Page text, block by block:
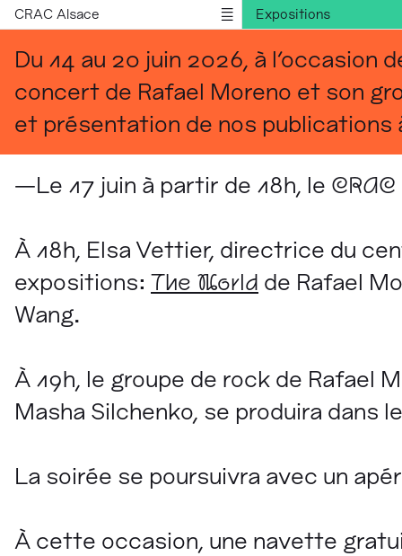
CRAC Alsace
Expositions
Informations
English version
Du 14 au 20 juin 2026, à l'occasion
concert de Rafael Moreno et son
et présentation de nos publications
—Le 17 juin à partir de 18h, le
À 18h, Elsa Vettier, directrice du
expositions: The World de Rafael
Wang.
À 19h, le groupe de rock de Rafael
Masha Silchenko, se produira dans
La soirée se poursuivra avec un
À cette occasion, une navette